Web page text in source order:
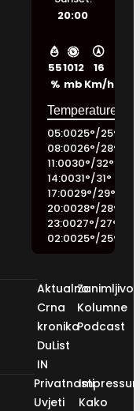
55
%
1012
mb
16
Km/h
20:00
05:0025°/25°
08:0026°/28°
11:0030°/32°
14:0031°/31°
17:0029°/29°
20:0028°/28°
23:0027°/27°
02:0025°/25°
Aktualno
Crna
kronika
DuList
IN
Kolumne
Podcast
Privatnosti
Uvjeti
Kako